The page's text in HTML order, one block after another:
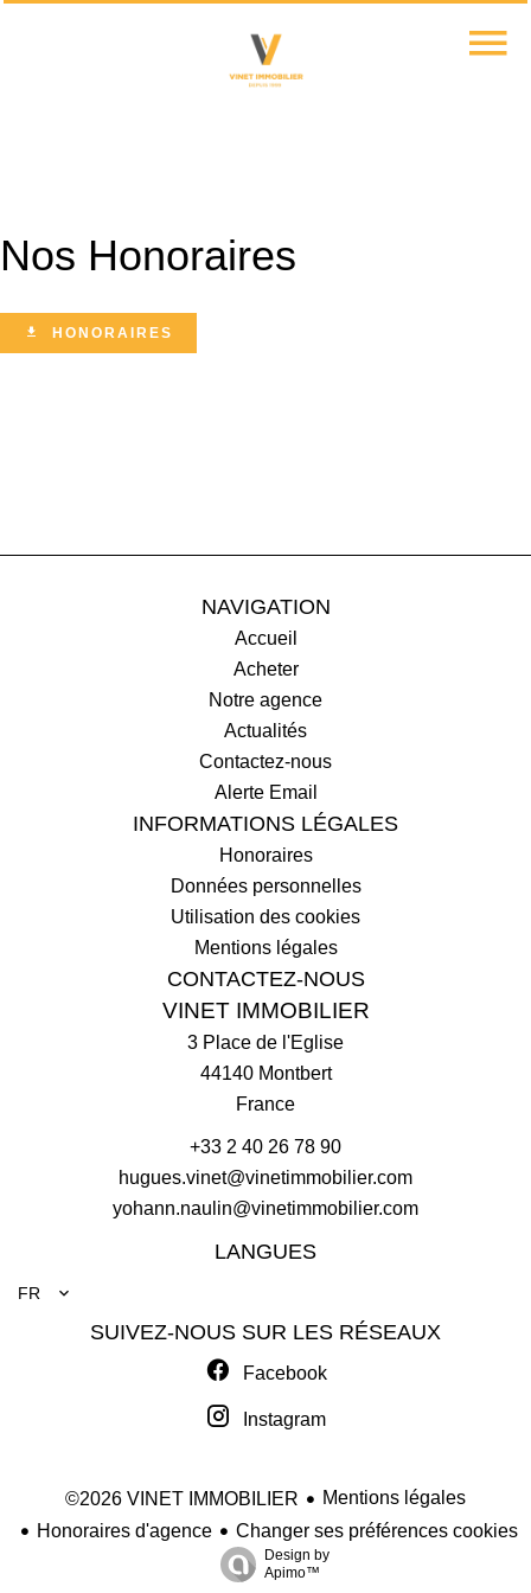
Nos Honoraires
HONORAIRES
NAVIGATION
Accueil
Acheter
Notre agence
Actualités
Contactez-nous
Alerte Email
INFORMATIONS LÉGALES
Honoraires
Données personnelles
Utilisation des cookies
Mentions légales
CONTACTEZ-NOUS
VINET IMMOBILIER
3 Place de l'Eglise
44140Montbert
France
+33 2 40 26 78 90
hugues.vinet@vinetimmobilier.com
yohann.naulin@vinetimmobilier.com
LANGUES
FR
SUIVEZ-NOUS SUR LES RÉSEAUX
Facebook
Instagram
©2026 VINET IMMOBILIER
Mentions légales
Honoraires d'agence
Changer ses préférences cookies
Design by
Apimo™